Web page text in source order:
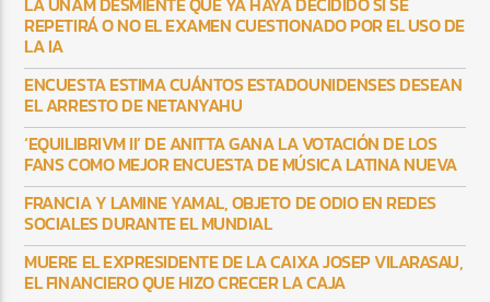
REPETIRÁ O NO EL EXAMEN CUESTIONADO POR EL USO DE
LA IA
ENCUESTA ESTIMA CUÁNTOS ESTADOUNIDENSES DESEAN
EL ARRESTO DE NETANYAHU
‘EQUILIBRIVM II’ DE ANITTA GANA LA VOTACIÓN DE LOS
FANS COMO MEJOR ENCUESTA DE MÚSICA LATINA NUEVA
FRANCIA Y LAMINE YAMAL, OBJETO DE ODIO EN REDES
SOCIALES DURANTE EL MUNDIAL
MUERE EL EXPRESIDENTE DE LA CAIXA JOSEP VILARASAU,
EL FINANCIERO QUE HIZO CRECER LA CAJA